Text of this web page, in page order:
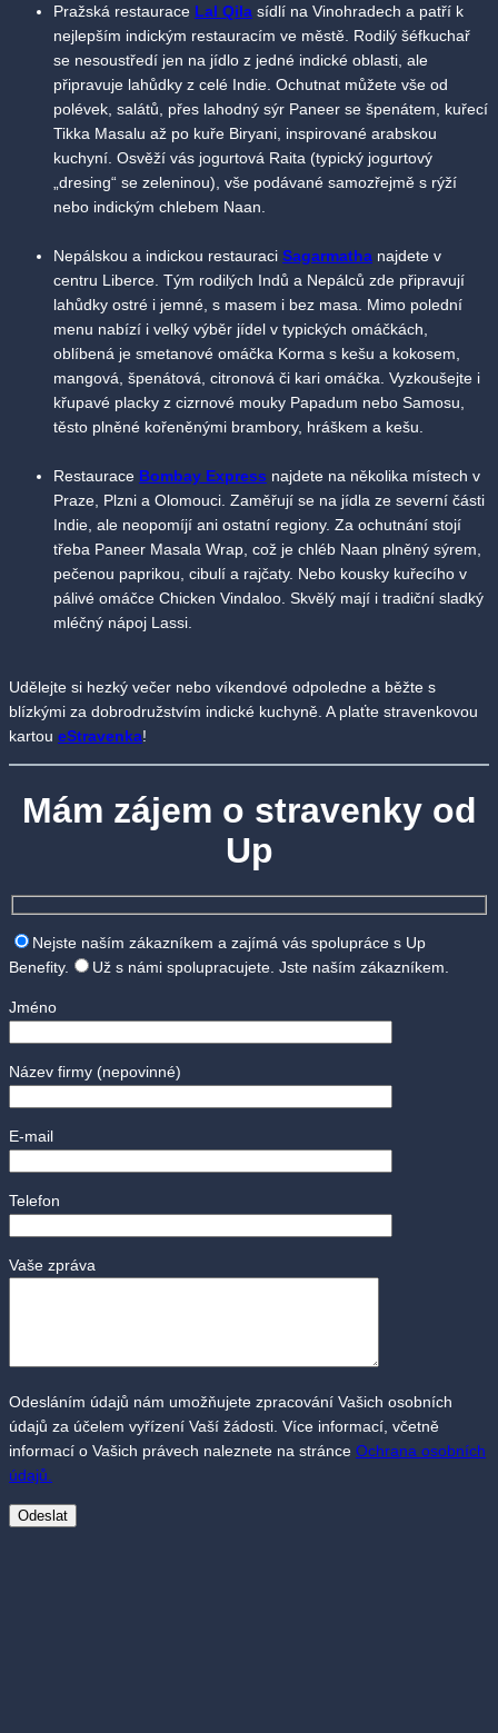
Pražská restaurace Lal Qila sídlí na Vinohradech a patří k
nejlepším indickým restauracím ve městě. Rodilý šéfkuchař
se nesoustředí jen na jídlo z jedné indické oblasti, ale
připravuje lahůdky z celé Indie. Ochutnat můžete vše od
polévek, salátů, přes lahodný sýr Paneer se špenátem, kuřecí
Tikka Masalu až po kuře Biryani, inspirované arabskou
kuchyní. Osvěží vás jogurtová Raita (typický jogurtový
„dresing“ se zeleninou), vše podávané samozřejmě s rýží
nebo indickým chlebem Naan.
Nepálskou a indickou restauraci Sagarmatha najdete v
centru Liberce. Tým rodilých Indů a Nepálců zde připravují
lahůdky ostré i jemné, s masem i bez masa. Mimo polední
menu nabízí i velký výběr jídel v typických omáčkách,
oblíbená je smetanové omáčka Korma s kešu a kokosem,
mangová, špenátová, citronová či kari omáčka. Vyzkoušejte i
křupavé placky z cizrnové mouky Papadum nebo Samosu,
těsto plněné kořeněnými brambory, hráškem a kešu.
Restaurace Bombay Express najdete na několika místech v
Praze, Plzni a Olomouci. Zaměřují se na jídla ze severní části
Indie, ale neopomíjí ani ostatní regiony. Za ochutnání stojí
třeba Paneer Masala Wrap, což je chléb Naan plněný sýrem,
pečenou paprikou, cibulí a rajčaty. Nebo kousky kuřecího v
pálivé omáčce Chicken Vindaloo. Skvělý mají i tradiční sladký
mléčný nápoj Lassi.
Udělejte si hezký večer nebo víkendové odpoledne a běžte s
blízkými za dobrodružstvím indické kuchyně. A plaťte stravenkovou
kartou eStravenka!
Mám zájem o stravenky od
Up
Nejste naším zákazníkem a zajímá vás spolupráce s Up
Benefity.
Už s námi spolupracujete. Jste naším zákazníkem.
Jméno
Název firmy (nepovinné)
E-mail
Telefon
Vaše zpráva
Odesláním údajů nám umožňujete zpracování Vašich osobních
údajů za účelem vyřízení Vaší žádosti. Více informací, včetně
informací o Vašich právech naleznete na stránce Ochrana osobních
údajů.